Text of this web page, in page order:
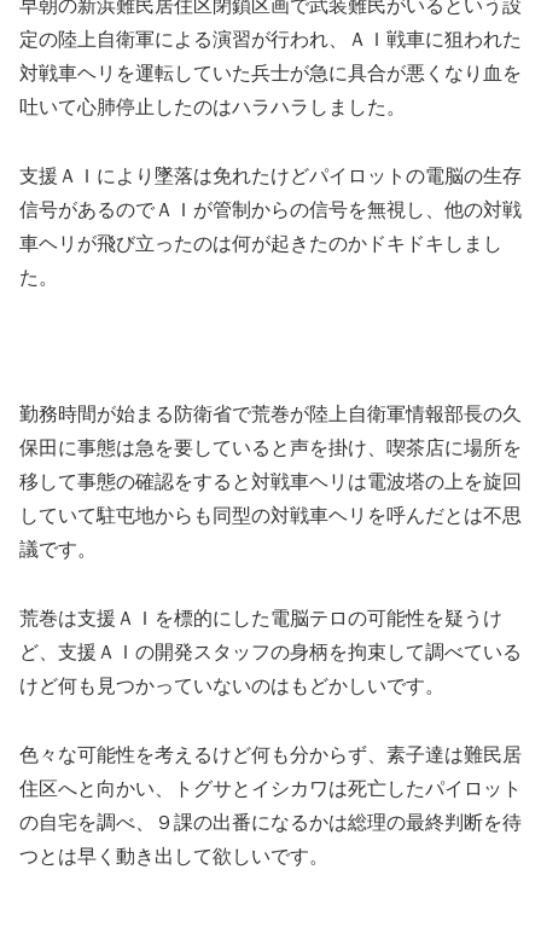
早朝の新浜難民居住区閉鎖区画で武装難民がいるという設
定の陸上自衛軍による演習が行われ、ＡＩ戦車に狙われた
対戦車ヘリを運転していた兵士が急に具合が悪くなり血を
吐いて心肺停止したのはハラハラしました。
支援ＡＩにより墜落は免れたけどパイロットの電脳の生存
信号があるのでＡＩが管制からの信号を無視し、他の対戦
車ヘリが飛び立ったのは何が起きたのかドキドキしまし
た。
勤務時間が始まる防衛省で荒巻が陸上自衛軍情報部長の久
保田に事態は急を要していると声を掛け、喫茶店に場所を
移して事態の確認をすると対戦車ヘリは電波塔の上を旋回
していて駐屯地からも同型の対戦車ヘリを呼んだとは不思
議です。
荒巻は支援ＡＩを標的にした電脳テロの可能性を疑うけ
ど、支援ＡＩの開発スタッフの身柄を拘束して調べている
けど何も見つかっていないのはもどかしいです。
色々な可能性を考えるけど何も分からず、素子達は難民居
住区へと向かい、トグサとイシカワは死亡したパイロット
の自宅を調べ、９課の出番になるかは総理の最終判断を待
つとは早く動き出して欲しいです。